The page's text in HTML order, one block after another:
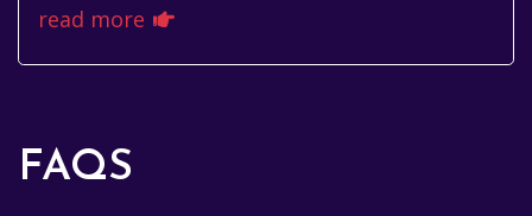
crave instant updates, real-time analysis,
read more
FAQS